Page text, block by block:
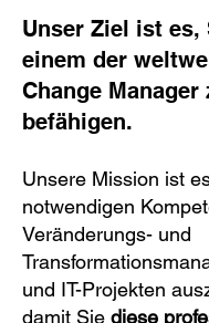
Unser Ziel ist es,
einem der
Change Manager
befähigen.
Unsere Mission ist
notwendigen
Veränderungs- und
und IT-Projekten
damit Sie diese